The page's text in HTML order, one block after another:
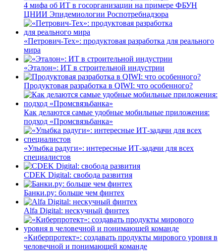
4 мифа об ИТ в госорганизации на примере ФБУН
ЦНИИ Эпидемиологии Роспотребнадзора
«Петрович-Тех»: продуктовая разработка для реального
мира
«Эталон»: ИТ в строительной индустрии
Продуктовая разработка в QIWI: что особенного?
Как делаются самые удобные мобильные приложения:
подход «Промсвязьбанка»
«Улыбка радуги»: интересные ИТ-задачи для всех
специалистов
CDEK Digital: свобода развития
Банки.ру: больше чем финтех
Alfa Digital: нескучный финтех
«Киберпротект»: создавать продукты мирового уровня в
человечной и понимающей команде